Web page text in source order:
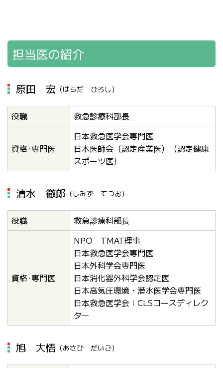
担当医の紹介
原田 宏 （はらだ ひろし）
役職 救急診療科部長
資格･専門医
日本救急医学会専門医
日本医師会（認定産業医）（認定健康
スポーツ医）
清水 徹郎 （しみず てつお）
役職 救急診療科部長
資格･専門医
NPO TMAT理事
日本救急医学会専門医
日本外科学会専門医
日本消化器外科学会認定医
日本高気圧環境・潜水医学会専門医
日本救急医学会ＩCLSコースディレク
ター
旭 大悟 （あさひ だいご）